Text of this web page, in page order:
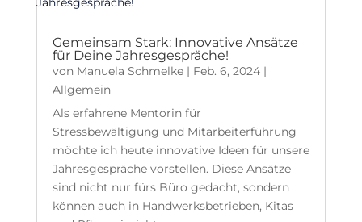
Gemeinsam Stark: Innovative Ansätze
für Deine Jahresgespräche!
von Manuela Schmelke| Feb. 6, 2024|
Allgemein
Als erfahrene Mentorin für
Stressbewältigung und Mitarbeiterführung
möchte ich heute innovative Ideen für unsere
Jahresgespräche vorstellen. Diese Ansätze
sind nicht nur fürs Büro gedacht, sondern
können auch in Handwerksbetrieben, Kitas